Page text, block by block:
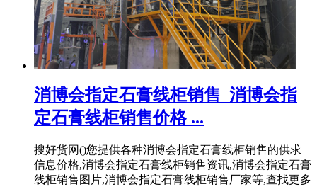
消博会指定石膏线柜销售_消博会指
定石膏线柜销售价格 ...
搜好货网()您提供各种消博会指定石膏线柜销售的供求
信息价格,消博会指定石膏线柜销售资讯,消博会指定石膏
线柜销售图片,消博会指定石膏线柜销售厂家等,查找更多